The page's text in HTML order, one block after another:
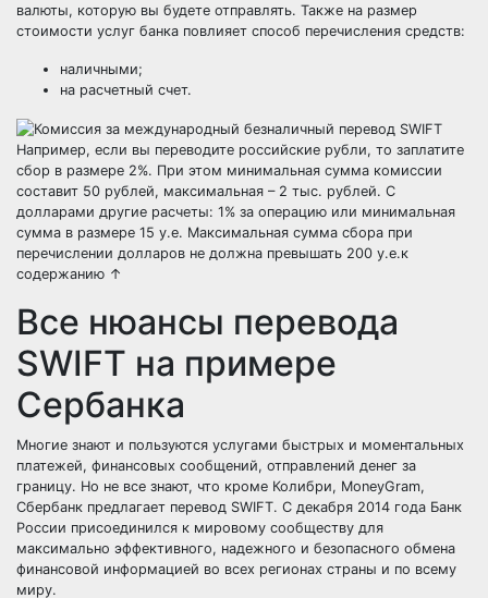
валюты, которую вы будете отправлять. Также на размер
стоимости услуг банка повлияет способ перечисления средств:
наличными;
на расчетный счет.
Например, если вы переводите российские рубли, то заплатите
сбор в размере 2%. При этом минимальная сумма комиссии
составит 50 рублей, максимальная – 2 тыс. рублей. С
долларами другие расчеты: 1% за операцию или минимальная
сумма в размере 15 у.е. Максимальная сумма сбора при
перечислении долларов не должна превышать 200 у.е.к
содержанию ↑
Все нюансы перевода
SWIFT на примере
Сербанка
Многие знают и пользуются услугами быстрых и моментальных
платежей, финансовых сообщений, отправлений денег за
границу. Но не все знают, что кроме Колибри, MoneyGram,
Сбербанк предлагает перевод SWIFT. С декабря 2014 года Банк
России присоединился к мировому сообществу для
максимально эффективного, надежного и безопасного обмена
финансовой информацией во всех регионах страны и по всему
миру.